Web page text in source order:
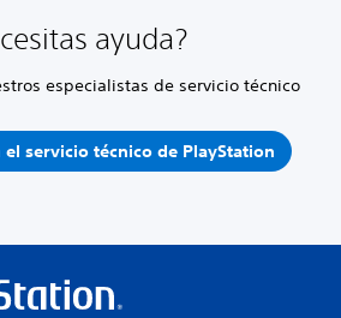
ayuda?
especialistas de servicio técnico
servicio técnico de PlayStation